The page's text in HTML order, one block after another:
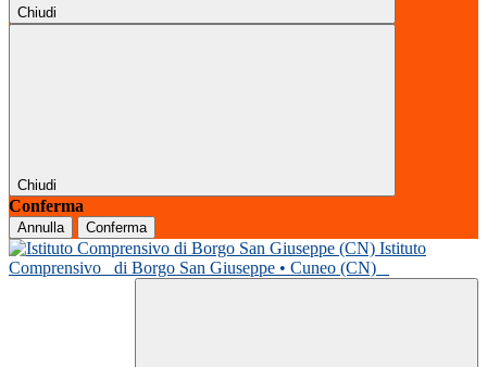
Chiudi
Chiudi
Conferma
Annulla Conferma
Istituto
Comprensivo
di Borgo San Giuseppe • Cuneo (CN)